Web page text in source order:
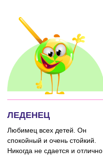
ЛЕДЕНЕЦ
Любимец всех детей. Он
спокойный и очень стойкий.
Никогда не сдается и отлично